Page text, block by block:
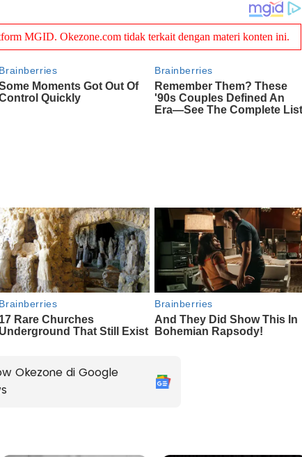
Okezone di Google